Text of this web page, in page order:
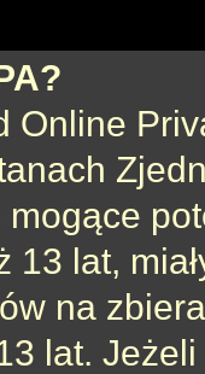
Online
13 lat,
na
lat.